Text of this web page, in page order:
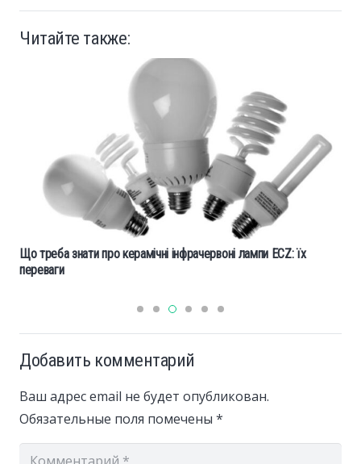
Читайте также:
Що треба знати про керамічні інфрачервоні лампи ECZ: їх
переваги
Добавить комментарий
Ваш адрес email не будет опубликован.
Обязательные поля помечены *